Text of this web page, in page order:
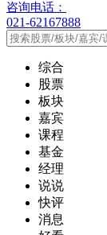
咨询电话：
021-62167888
综合
股票
板块
嘉宾
课程
基金
经理
说说
快评
消息